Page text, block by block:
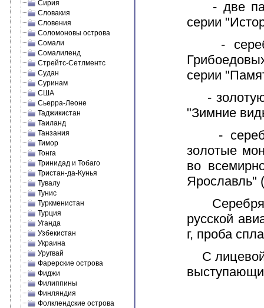
Сирия
Словакия
Словения
Соломоновы острова
Сомали
Сомалиленд
Стрейтс-Сетлментс
Судан
Суринам
США
Сьерра-Леоне
Таджикистан
Таиланд
Танзания
Тимор
Тонга
Тринидад и Тобаго
Тристан-да-Кунья
Тувалу
Тунис
Туркменистан
Турция
Уганда
Узбекистан
Украина
Уругвай
Фарерские острова
Фиджи
Филиппины
Финляндия
Фолклендские острова
- две
серии
-
серии
- золотую
"Зимние
-
золотые
во
Ярославль"
русской
г, проба
С лицевой